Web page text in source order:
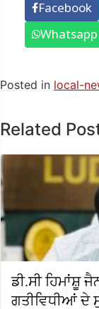
Facebook
Whatsapp
Posted in local-
Related
ਡੀ.ਸੀ
ਗਤੀਵਿਧੀਆਂ ਦੇ